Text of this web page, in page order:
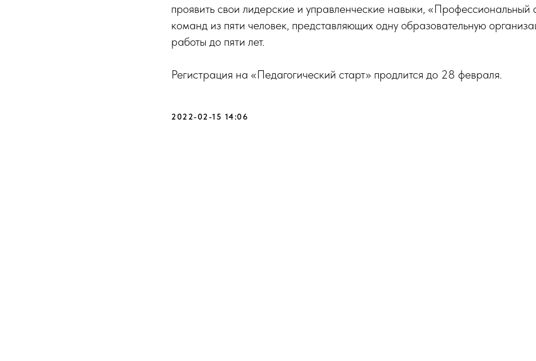
проявить свои лидерские и управленческие навыки,
команд из пяти человек, представляющих одну образовательную
работы до пяти лет.
Регистрация на «Педагогический старт» продлится до 28 февраля.
2022-02-15 14:06